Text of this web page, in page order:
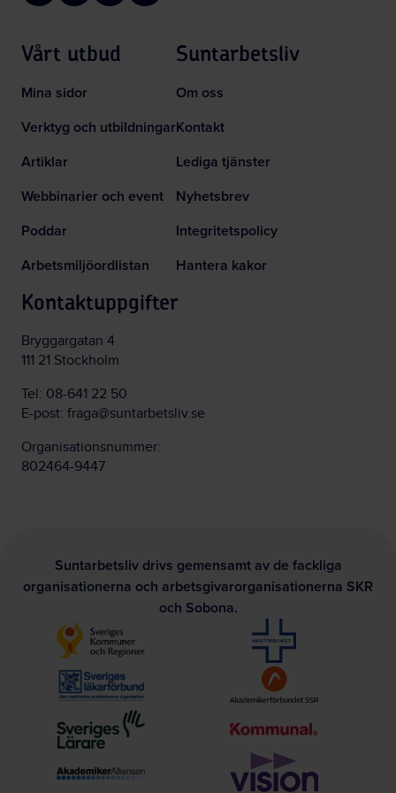
Vårt utbud
Mina sidor
Verktyg och utbildningar
Artiklar
Webbinarier och event
Poddar
Arbetsmiljöordlistan
Suntarbetsliv
Om oss
Kontakt
Lediga tjänster
Nyhetsbrev
Integritetspolicy
Hantera kakor
Kontaktuppgifter
Bryggargatan 4
111 21 Stockholm
Tel: 08-641 22 50
E-post: fraga@suntarbetsliv.se
Organisationsnummer:
802464-9447
Suntarbetsliv drivs gemensamt av de fackliga
organisationerna och arbetsgivarorganisationerna SKR
och Sobona.